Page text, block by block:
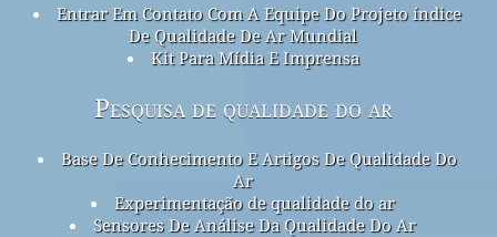
Entrar Em Contato Com A Equipe Do Projeto índice
De Qualidade De Ar Mundial
Kit Para Mídia E Imprensa
Pesquisa de qualidade do ar
Base De Conhecimento E Artigos De Qualidade Do
Ar
Experimentação de qualidade do ar
Sensores De Análise Da Qualidade Do Ar